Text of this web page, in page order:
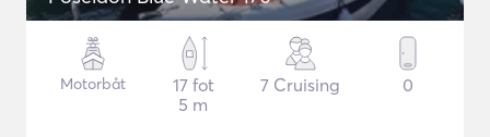
Motorbåt
17 fot
5 m
7 Cruising 0